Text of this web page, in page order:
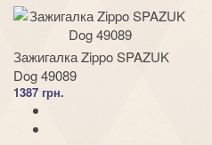
Зажигалка Zippo SPAZUK
Dog 49089
1387 грн.